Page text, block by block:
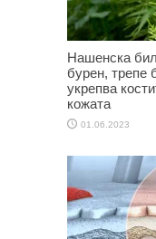
Нашенска
бурен, трепе
укрепва
кожата
01.06.2023